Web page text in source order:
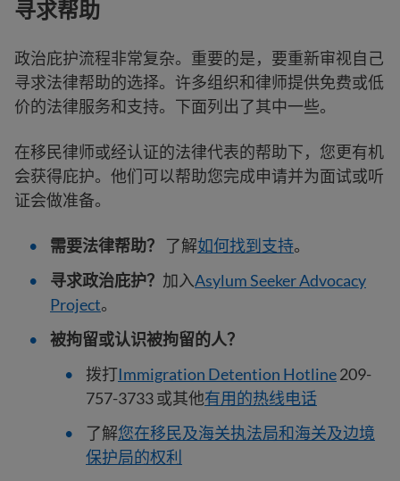
寻求帮助
政治庇护流程非常复杂。重要的是，要重新审视自己
寻求法律帮助的选择。许多组织和律师提供免费或低
价的法律服务和支持。下面列出了其中一些。
在移民律师或经认证的法律代表的帮助下，您更有机
会获得庇护。他们可以帮助您完成申请并为面试或听
证会做准备。
需要法律帮助？ 了解如何找到支持。
寻求政治庇护？ 加入Asylum Seeker Advocacy
Project。
被拘留或认识被拘留的人？
拨打Immigration Detention Hotline209-
757-3733 或其他有用的热线电话
了解您在移民及海关执法局和海关及边境
保护局的权利